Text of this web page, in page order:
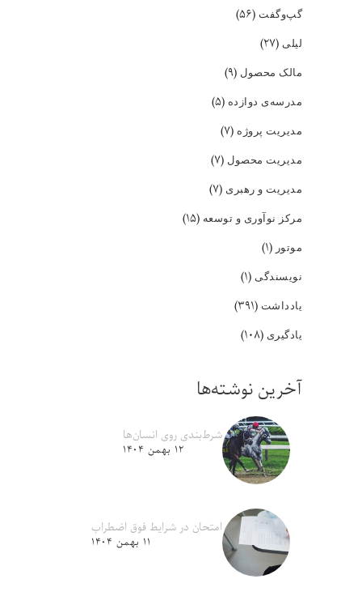
گپ‌و‌گفت (۵۶)
لیلی (۲۷)
مالک محصول (۹)
مدرسه‌ی دوازده (۵)
مدیریت پروژه (۷)
مدیریت محصول (۷)
مدیریت و رهبری (۷)
مرکز نوآوری و توسعه (۱۵)
موتور (۱)
نویسندگی (۱)
یادداشت (۳۹۱)
یادگیری (۱۰۸)
آخرین نوشته‌ها
شرط‌بندی روی انسان‌ها
۱۲ بهمن ۱۴۰۴
امتحان در شرایط فوق اضطراب
۱۱ بهمن ۱۴۰۴